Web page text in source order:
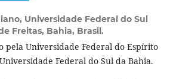
Universidade Federal do Sul
Freitas, Bahia, Brasil.
pela Universidade Federal do Espírito
Federal do Sul da Bahia.